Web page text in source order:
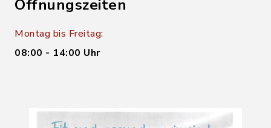
Öffnungszeiten
Montag bis Freitag:
08:00 - 14:00 Uhr